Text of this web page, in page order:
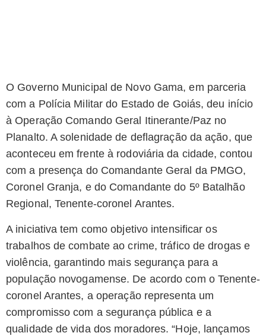
O Governo Municipal de Novo Gama, em parceria
com a Polícia Militar do Estado de Goiás, deu início
à Operação Comando Geral Itinerante/Paz no
Planalto. A solenidade de deflagração da ação, que
aconteceu em frente à rodoviária da cidade, contou
com a presença do Comandante Geral da PMGO,
Coronel Granja, e do Comandante do 5º Batalhão
Regional, Tenente-coronel Arantes.
A iniciativa tem como objetivo intensificar os
trabalhos de combate ao crime, tráfico de drogas e
violência, garantindo mais segurança para a
população novogamense. De acordo com o Tenente-
coronel Arantes, a operação representa um
compromisso com a segurança pública e a
qualidade de vida dos moradores. “Hoje, lançamos